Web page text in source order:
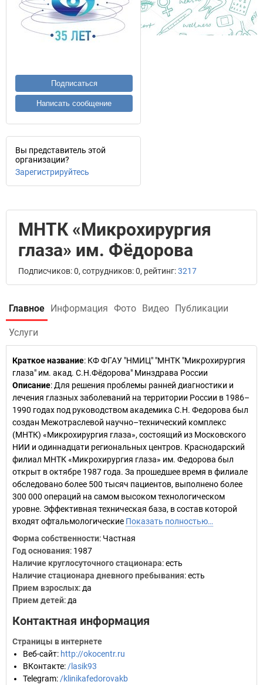
Подписаться
Написать сообщение
Вы представитель этой
организации?
Зарегистрируйтесь
МНТК «Микрохирургия
глаза» им. Фёдорова
Подписчиков: 0, сотрудников: 0, рейтинг:3217
Главное Информация Фото Видео Публикации
Услуги
Краткое название: КФ ФГАУ "НМИЦ" "МНТК "Микрохирургия
глаза" им. акад. С.Н.Фёдорова" Минздрава России
Описание: Для решения проблемы ранней диагностики и
лечения глазных заболеваний на территории России в 1986–
1990 годах под руководством академика С.Н. Федорова был
создан Межотраслевой научно–технический комплекс
(МНТК) «Микрохирургия глаза», состоящий из Московского
НИИ и одиннадцати региональных центров. Краснодарский
филиал МНТК «Микрохирургия глаза» им. Федорова был
открыт в октябре 1987 года. За прошедшее время в филиале
обследовано более 500 тысяч пациентов, выполнено более
300 000 операций на самом высоком технологическом
уровне. Эффективная техническая база, в состав которой
входят офтальмологические Показать полностью…
Форма собственности: Частная
Год основания: 1987
Наличие круглосуточного стационара: есть
Наличие стационара дневного пребывания: есть
Прием взрослых: да
Прием детей: да
Контактная информация
Страницы в интернете
Веб-сайт: http://okocentr.ru
ВКонтакте: /lasik93
Telegram: /klinikafedorovakb